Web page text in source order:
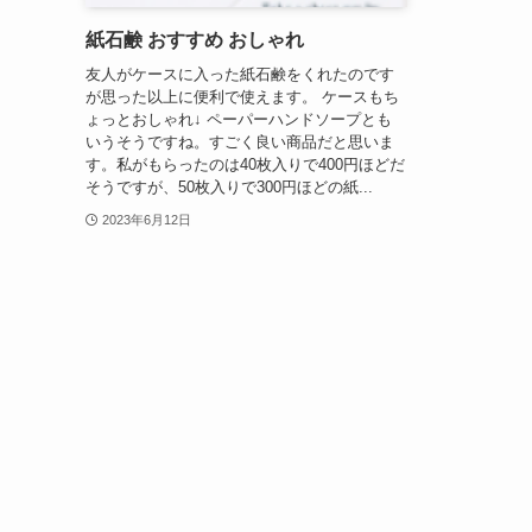
紙石鹸 おすすめ おしゃれ
友人がケースに入った紙石鹸をくれたのです
が思った以上に便利で使えます。 ケースもち
ょっとおしゃれ↓ ペーパーハンドソープとも
いうそうですね。すごく良い商品だと思いま
す。私がもらったのは40枚入りで400円ほどだ
そうですが、50枚入りで300円ほどの紙...
2023年6月12日